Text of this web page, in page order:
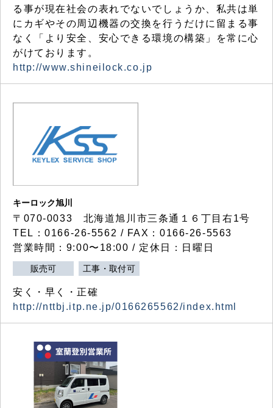
る事が現在社会の表れでないでしょうか、私共は単
にカギやその周辺機器の交換を行うだけに留まる事
なく「より安全、安心できる環境の構築」を常に心
がけております。
http://www.shineilock.co.jp
キーロック旭川
〒070-0033 北海道旭川市三条通１６丁目右1号
TEL：0166-26-5562 / FAX：0166-26-5563
営業時間：9:00〜18:00 / 定休日：日曜日
販売可 工事・取付可
安く・早く・正確
http://nttbj.itp.ne.jp/0166265562/index.html